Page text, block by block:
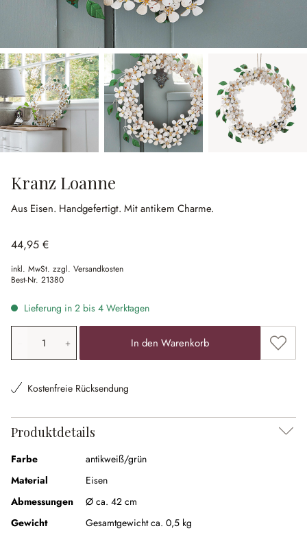
Kranz Loanne
Aus Eisen. Handgefertigt. Mit antikem Charme.
44,95 €
inkl. MwSt. zzgl. Versandkosten
Best-Nr. 21380
Lieferung in 2 bis 4 Werktagen
Produkt Anzahl: Gib den gewünschten Wert ein oder
In den Warenkorb Zum
Kostenfreie Rücksendung
Produktdetails
Farbe
antikweiß/grün
Material
Eisen
Abmessungen
Ø ca. 42 cm
Gewicht
Gesamtgewicht ca. 0,5 kg